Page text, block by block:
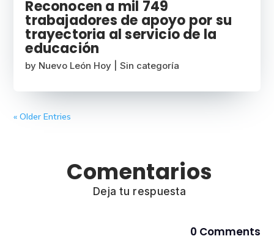
Reconocen a mil 749
trabajadores de apoyo por su
trayectoria al servicio de la
educación
by Nuevo León Hoy |Sin categoría
« Older Entries
Comentarios
Deja tu respuesta
0 Comments